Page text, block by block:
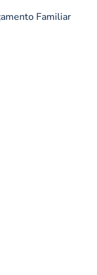
Familiar